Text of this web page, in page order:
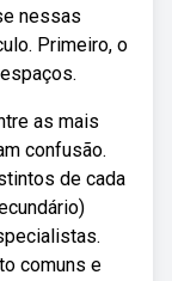
nessas
Primeiro, o
as mais
confusão.
de cada
comuns e